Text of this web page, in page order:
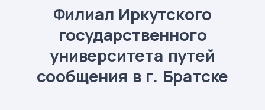
Филиал Иркутского
государственного
университета путей
сообщения в г. Братске